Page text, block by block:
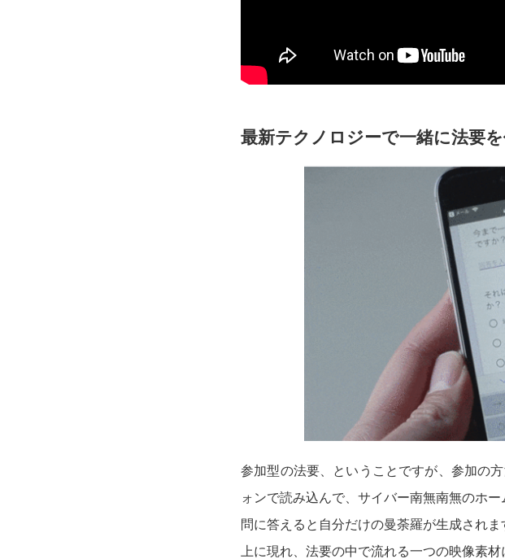
最新テクノロジーで一緒に法要を
参加型の法要、ということですが、参加の
ォンで読み込んで、サイバー南無南無のホ
問に答えると自分だけの曼荼羅が生成され
上に現れ、法要の中で流れる一つの映像素